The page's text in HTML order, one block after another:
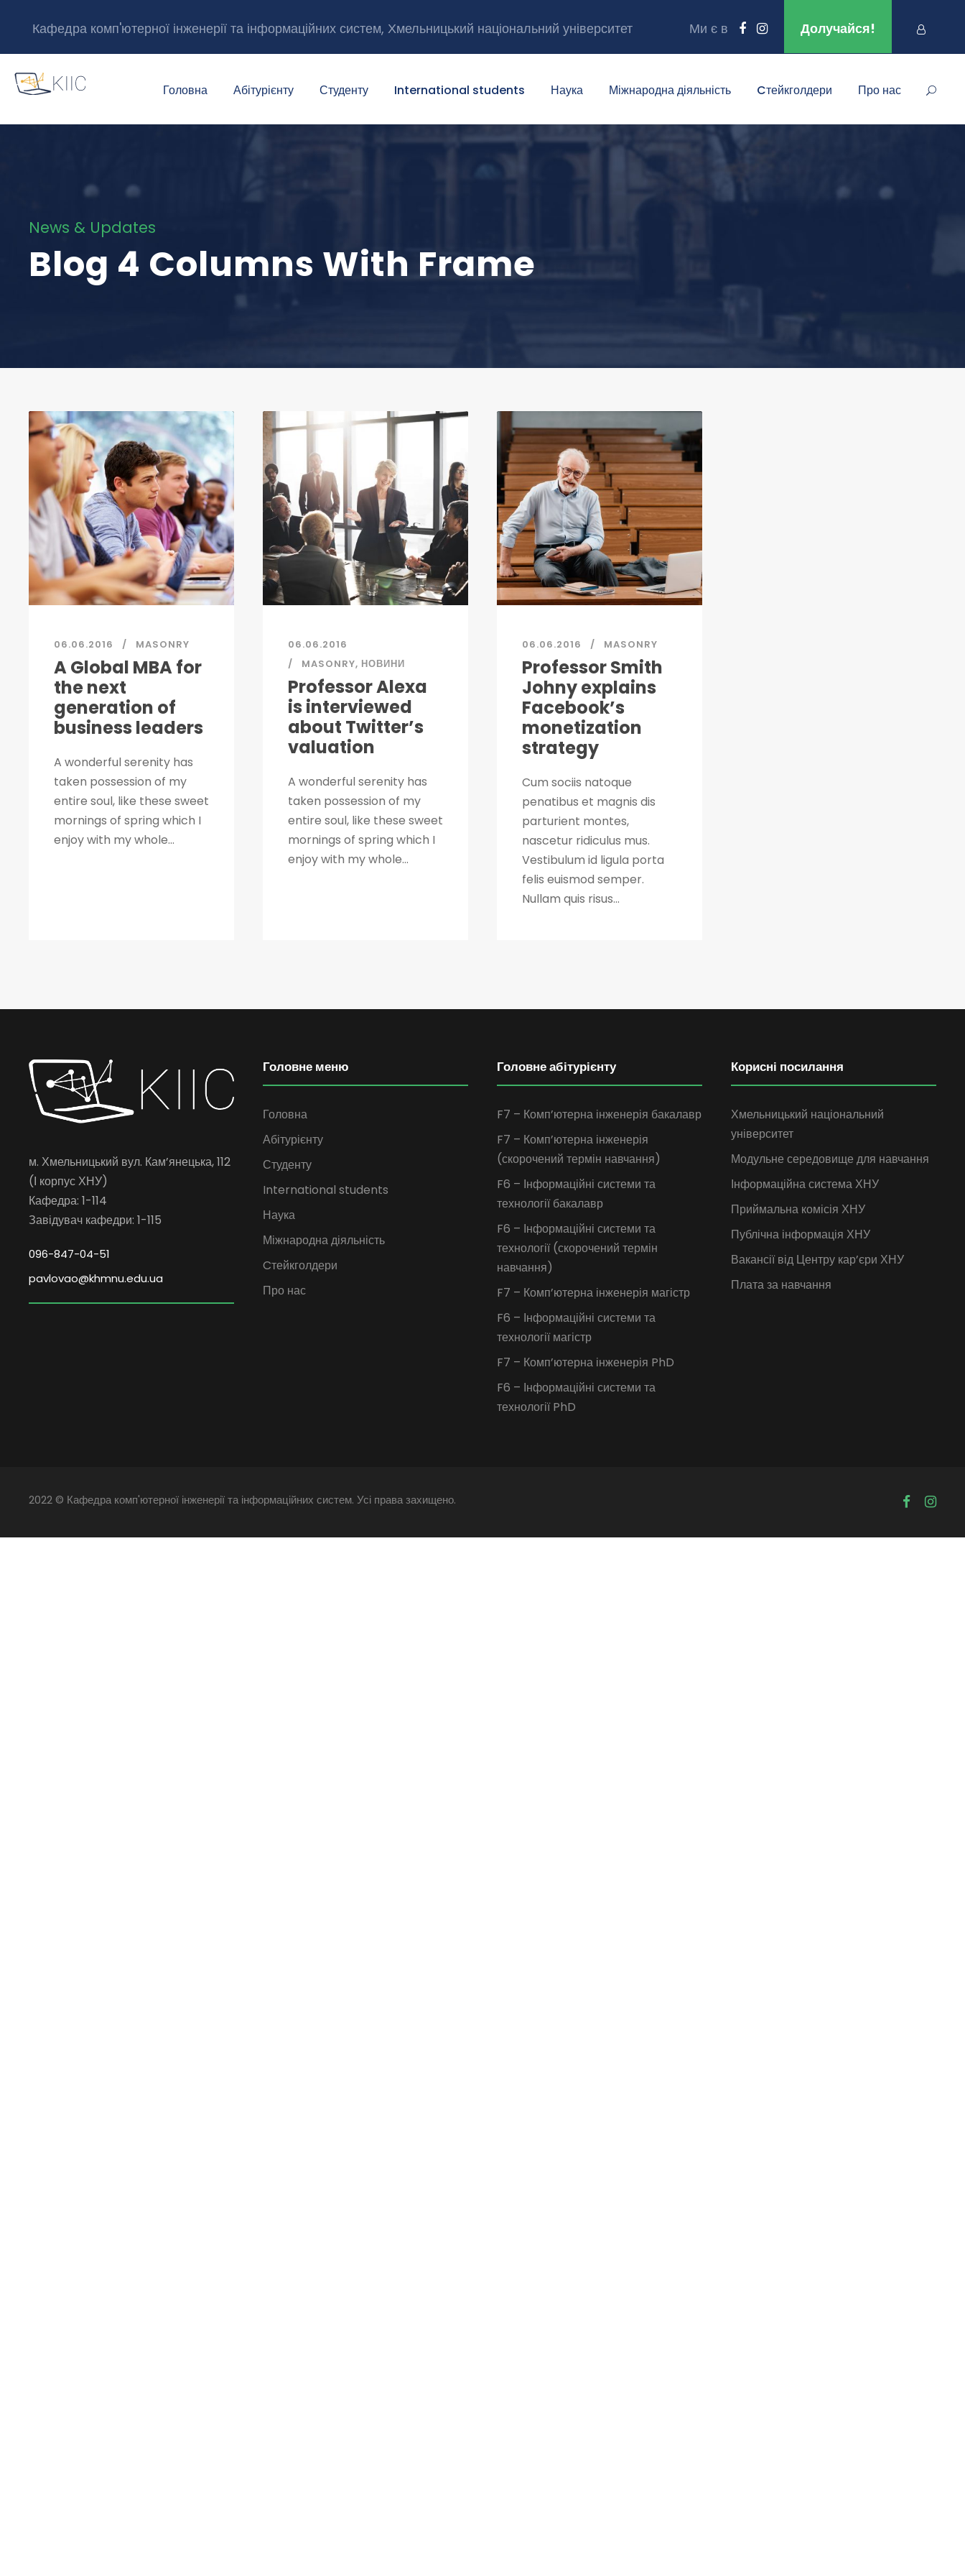
Кафедра комп'ютерної інженерії та інформаційних систем, Хмельницький національний університет Ми є в Долучайся!
Головна Абітурієнту Студенту International students Наука Міжнародна діяльність Cтейкголдери Про нас
News & Updates
Blog 4 Columns With Frame
06.06.2016 MASONRY
A Global MBA for
the next
generation of
business leaders
A wonderful serenity has
taken possession of my
entire soul, like these sweet
mornings of spring which I
enjoy with my whole...
06.06.2016
MASONRY, НОВИНИ
Professor Alexa
is interviewed
about Twitter’s
valuation
A wonderful serenity has
taken possession of my
entire soul, like these sweet
mornings of spring which I
enjoy with my whole...
06.06.2016 MASONRY
Professor Smith
Johny explains
Facebook’s
monetization
strategy
Cum sociis natoque
penatibus et magnis dis
parturient montes,
nascetur ridiculus mus.
Vestibulum id ligula porta
felis euismod semper.
Nullam quis risus...
м. Хмельницький вул. Кам’янецька, 112
(І корпус ХНУ)
Кафедра: 1-114
Завідувач кафедри: 1-115
096-847-04-51
pavlovao@khmnu.edu.ua
Головне меню
Головна
Абітурієнту
Студенту
International students
Наука
Міжнародна діяльність
Cтейкголдери
Про нас
Головне абітурієнту
F7 – Комп’ютерна інженерія бакалавр
F7 – Комп’ютерна інженерія
(скорочений термін навчання)
F6 – Інформаційні системи та
технології бакалавр
F6 – Інформаційні системи та
технології (скорочений термін
навчання)
F7 – Комп’ютерна інженерія магістр
F6 – Інформаційні системи та
технології магістр
F7 – Комп’ютерна інженерія PhD
F6 – Інформаційні системи та
технології PhD
Корисні посилання
Хмельницький національний
університет
Модульне середовище для навчання
Інформаційна система ХНУ
Приймальна комісія ХНУ
Публічна інформація ХНУ
Вакансії від Центру кар’єри ХНУ
Плата за навчання
2022 © Кафедра комп'ютерної інженерії та інформаційних систем. Усі права захищено.